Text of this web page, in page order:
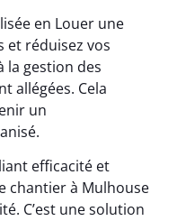
en Louer une
et réduisez vos
la gestion des
allégées. Cela
un
efficacité et
chantier à Mulhouse
C’est une solution